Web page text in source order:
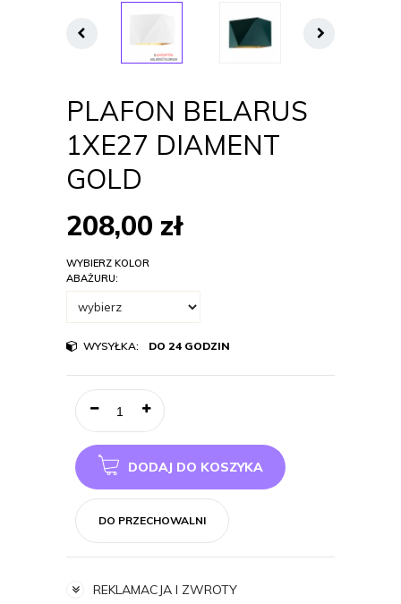
PLAFON BELARUS
1XE27 DIAMENT
GOLD
208,00 zł
WYBIERZ KOLOR
ABAŻURU:
WYSYŁKA: DO 24 GODZIN
DODAJ DO KOSZYKA
DO PRZECHOWALNI
REKLAMACJA I ZWROTY